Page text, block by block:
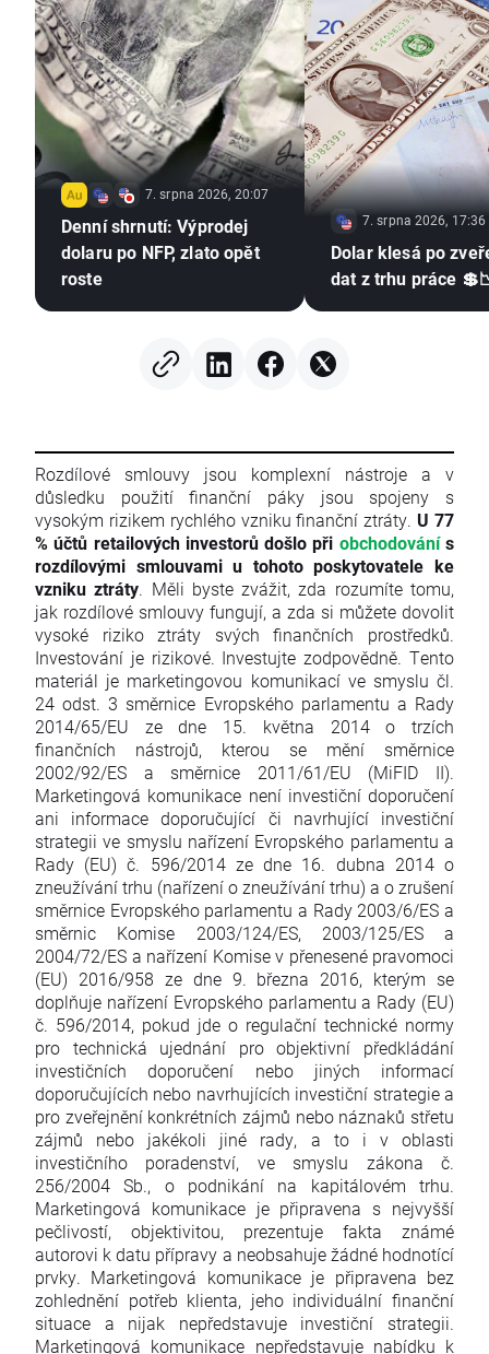
7. srpna 2026, 20:07
Denní shrnutí: Výprodej
dolaru po NFP, zlato opět
roste
7. srpna 2026, 17:36
Dolar klesá po
dat z trhu práce
Rozdílové smlouvy jsou komplexní nástroje a v
důsledku použití finanční páky jsou spojeny s
vysokým rizikem rychlého vzniku finanční ztráty. U 77
% účtů retailových investorů došlo při obchodovánís
rozdílovými smlouvami u tohoto poskytovatele ke
vzniku ztráty. Měli byste zvážit, zda rozumíte tomu,
jak rozdílové smlouvy fungují, a zda si můžete dovolit
vysoké riziko ztráty svých finančních prostředků.
Investování je rizikové. Investujte zodpovědně. Tento
materiál je marketingovou komunikací ve smyslu čl.
24 odst. 3 směrnice Evropského parlamentu a Rady
2014/65/EU ze dne 15. května 2014 o trzích
finančních nástrojů, kterou se mění směrnice
2002/92/ES a směrnice 2011/61/EU (MiFID II).
Marketingová komunikace není investiční doporučení
ani informace doporučující či navrhující investiční
strategii ve smyslu nařízení Evropského parlamentu a
Rady (EU) č. 596/2014 ze dne 16. dubna 2014 o
zneužívání trhu (nařízení o zneužívání trhu) a o zrušení
směrnice Evropského parlamentu a Rady 2003/6/ES a
směrnic Komise 2003/124/ES, 2003/125/ES a
2004/72/ES a nařízení Komise v přenesené pravomoci
(EU) 2016/958 ze dne 9. března 2016, kterým se
doplňuje nařízení Evropského parlamentu a Rady (EU)
č. 596/2014, pokud jde o regulační technické normy
pro technická ujednání pro objektivní předkládání
investičních doporučení nebo jiných informací
doporučujících nebo navrhujících investiční strategie a
pro zveřejnění konkrétních zájmů nebo náznaků střetu
zájmů nebo jakékoli jiné rady, a to i v oblasti
investičního poradenství, ve smyslu zákona č.
256/2004 Sb., o podnikání na kapitálovém trhu.
Marketingová komunikace je připravena s nejvyšší
pečlivostí, objektivitou, prezentuje fakta známé
autorovi k datu přípravy a neobsahuje žádné hodnotící
prvky. Marketingová komunikace je připravena bez
zohlednění potřeb klienta, jeho individuální finanční
situace a nijak nepředstavuje investiční strategii.
Marketingová komunikace nepředstavuje nabídku k